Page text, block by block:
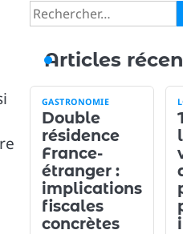
Rechercher :
Articles
GASTRONOMIE
Double
résidence
France-
étranger :
implications
fiscales
concrètes